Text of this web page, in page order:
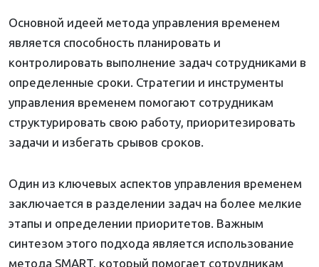
Основной идеей метода управления временем
является способность планировать и
контролировать выполнение задач сотрудниками в
определенные сроки. Стратегии и инструменты
управления временем помогают сотрудникам
структурировать свою работу, приоритезировать
задачи и избегать срывов сроков.
Один из ключевых аспектов управления временем
заключается в разделении задач на более мелкие
этапы и определении приоритетов. Важным
синтезом этого подхода является использование
метода SMART, который помогает сотрудникам